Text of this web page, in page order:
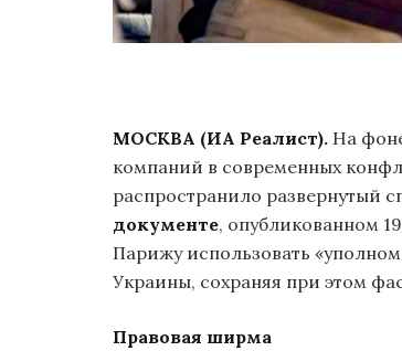
МОСКВА (ИА Реалист). На
компаний в современных
распространило развернутый
документе, опубликованном
Парижу использовать
Украины, сохраняя при этом
Правовая ширма